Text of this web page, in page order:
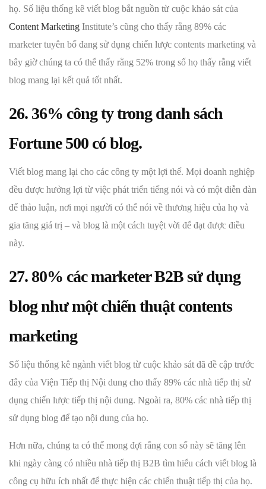
họ. Số liệu thống kê viết blog bắt nguồn từ cuộc khảo sát của
Content Marketing Institute’s cũng cho thấy rằng 89% các
marketer tuyên bố đang sử dụng chiến lược contents marketing và
bây giờ chúng ta có thể thấy rằng 52% trong số họ thấy rằng viết
blog mang lại kết quả tốt nhất.
26. 36% công ty trong danh sách
Fortune 500 có blog.
Viết blog mang lại cho các công ty một lợi thế. Mọi doanh nghiệp
đều được hưởng lợi từ việc phát triển tiếng nói và có một diễn đàn
để thảo luận, nơi mọi người có thể nói về thương hiệu của họ và
gia tăng giá trị – và blog là một cách tuyệt vời để đạt được điều
này.
27. 80% các marketer B2B sử dụng
blog như một chiến thuật contents
marketing
Số liệu thống kê ngành viết blog từ cuộc khảo sát đã đề cập trước
đây của Viện Tiếp thị Nội dung cho thấy 89% các nhà tiếp thị sử
dụng chiến lược tiếp thị nội dung. Ngoài ra, 80% các nhà tiếp thị
sử dụng blog để tạo nội dung của họ.
Hơn nữa, chúng ta có thể mong đợi rằng con số này sẽ tăng lên
khi ngày càng có nhiều nhà tiếp thị B2B tìm hiểu cách viết blog là
công cụ hữu ích nhất để thực hiện các chiến thuật tiếp thị của họ.